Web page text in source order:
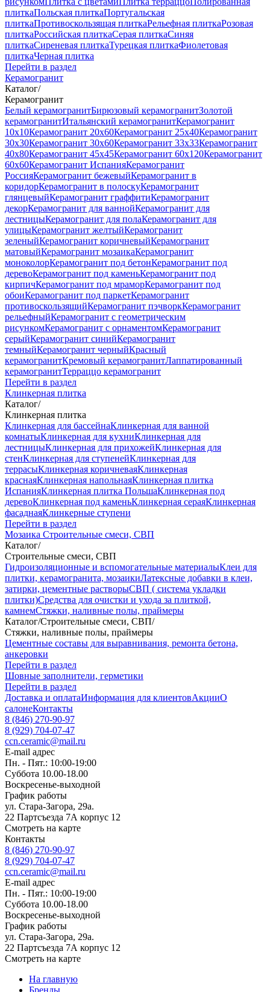
плиткаПольская плиткаПортугальская
плиткаПротивоскользящая плиткаРельефная плиткаРозовая
плиткаРоссийская плиткаСерая плиткаСиняя
плиткаСиреневая плиткаТурецкая плиткаФиолетовая
плиткаЧерная плитка
Перейти в раздел
Керамогранит
Каталог/
Керамогранит
Белый керамогранитБирюзовый керамогранитЗолотой
керамогранитИтальянский керамогранитКерамогранит
10x10Керамогранит 20x60Керамогранит 25x40Керамогранит
30x30Керамогранит 30x60Керамогранит 33x33Керамогранит
40x80Керамогранит 45x45Керамогранит 60x120Керамогранит
60x60Керамогранит ИспанияКерамогранит
РоссияКерамогранит бежевыйКерамогранит в
коридорКерамогранит в полоскуКерамогранит
глянцевыйКерамогранит граффитиКерамогранит
декорКерамогранит для ваннойКерамогранит для
лестницыКерамогранит для полаКерамогранит для
улицыКерамогранит желтыйКерамогранит
зеленыйКерамогранит коричневыйКерамогранит
матовыйКерамогранит мозаикаКерамогранит
моноколорКерамогранит под бетонКерамогранит под
деревоКерамогранит под каменьКерамогранит под
кирпичКерамогранит под мраморКерамогранит под
обоиКерамогранит под паркетКерамогранит
противоскользящийКерамогранит пэчворкКерамогранит
рельефныйКерамогранит с геометрическим
рисункомКерамогранит с орнаментомКерамогранит
серыйКерамогранит синийКерамогранит
темныйКерамогранит черныйКрасный
керамогранитКремовый керамогранитЛаппатированный
керамогранитТерраццо керамогранит
Перейти в раздел
Клинкерная плитка
Каталог/
Клинкерная плитка
Клинкерная для бассейнаКлинкерная для ванной
комнатыКлинкерная для кухниКлинкерная для
лестницыКлинкерная для прихожейКлинкерная для
стенКлинкерная для ступенейКлинкерная для
террасыКлинкерная коричневаяКлинкерная
краснаяКлинкерная напольнаяКлинкерная плитка
ИспанияКлинкерная плитка ПольшаКлинкерная под
деревоКлинкерная под каменьКлинкерная сераяКлинкерная
фасаднаяКлинкерные ступени
Перейти в раздел
Мозаика Строительные смеси, СВП
Каталог/
Строительные смеси, СВП
Гидроизоляционные и вспомогательные материалыКлеи для
плитки, керамогранита, мозаикиЛатексные добавки в клеи,
затирки, цементные растворыСВП ( система укладки
плитки)Средства для очистки и ухода за плиткой,
камнемСтяжки, наливные полы, праймеры
Каталог/Строительные смеси, СВП/
Стяжки, наливные полы, праймеры
Цементные составы для выравнивания, ремонта бетона,
анкеровки
Перейти в раздел
Шовные заполнители, герметики
Перейти в раздел
Доставка и оплатаИнформация для клиентовАкцииО
салонеКонтакты
8 (846) 270-90-97
8 (929) 704-07-47
ccn.ceramic@mail.ru
E-mail адрес
Пн. - Пят.: 10:00-19:00
Суббота 10.00-18.00
Воскресенье-выходной
График работы
ул. Стара-Загора, 29а.
22 Партсъезда 7А корпус 12
Смотреть на карте
Контакты
8 (846) 270-90-97
8 (929) 704-07-47
ccn.ceramic@mail.ru
E-mail адрес
Пн. - Пят.: 10:00-19:00
Суббота 10.00-18.00
Воскресенье-выходной
График работы
ул. Стара-Загора, 29а.
22 Партсъезда 7А корпус 12
Смотреть на карте
На главную
Бренды